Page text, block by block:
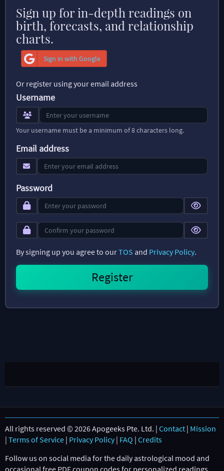
Sign up for in-depth readings on
birth, forecasts, and relationship
charts.
Sign in with Google
Or register using your email address
Username
Your username must be a minimum of 8 characters long.
Email address
Password
By signing up you agree to ourTOS and Privacy Policy.
All rights reserved © 2026 Apogeeks Pte. Ltd. | Contact | Mission
| Terms of Service | Privacy Policy| FAQ | Credits
Follow us on social media for the daily astrological mood and